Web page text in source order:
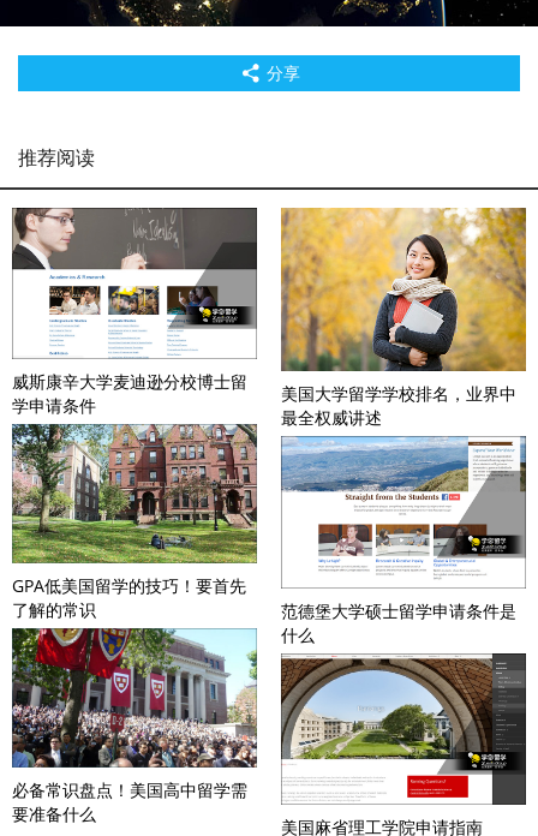
分享
推荐阅读
威斯康辛大学麦迪逊分校博士留
学申请条件
GPA低美国留学的技巧！要首先
了解的常识
必备常识盘点！美国高中留学需
要准备什么
美国大学留学学校排名，业界中
最全权威讲述
范德堡大学硕士留学申请条件是
什么
美国麻省理工学院申请指南